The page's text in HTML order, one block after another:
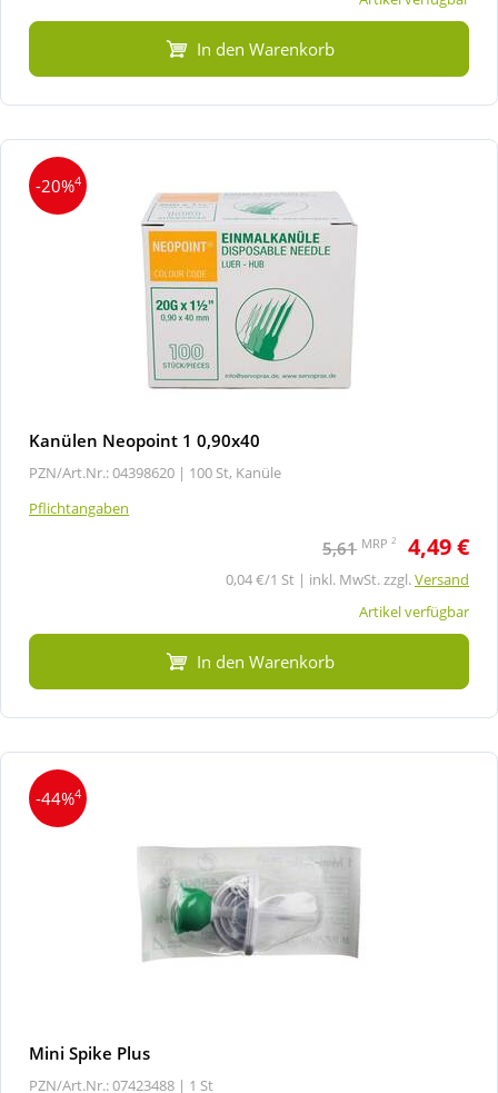
In den Warenkorb
-20%4
Kanülen Neopoint 1 0,90x40
PZN/Art.Nr.: 04398620 | 100 St, Kanüle
Pflichtangaben
5,61 MRP 2 4,49 €
0,04 €/1 St | inkl. MwSt. zzgl.Versand
Artikel verfügbar
In den Warenkorb
-44%4
Mini Spike Plus
PZN/Art.Nr.: 07423488 | 1 St